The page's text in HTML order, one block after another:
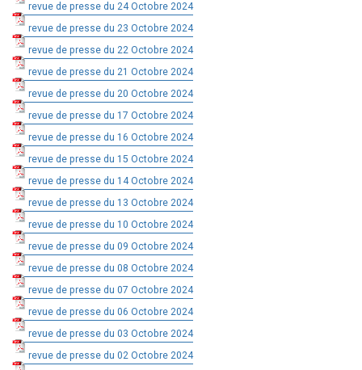
revue de presse du 24 Octobre 2024
revue de presse du 23 Octobre 2024
revue de presse du 22 Octobre 2024
revue de presse du 21 Octobre 2024
revue de presse du 20 Octobre 2024
revue de presse du 17 Octobre 2024
revue de presse du 16 Octobre 2024
revue de presse du 15 Octobre 2024
revue de presse du 14 Octobre 2024
revue de presse du 13 Octobre 2024
revue de presse du 10 Octobre 2024
revue de presse du 09 Octobre 2024
revue de presse du 08 Octobre 2024
revue de presse du 07 Octobre 2024
revue de presse du 06 Octobre 2024
revue de presse du 03 Octobre 2024
revue de presse du 02 Octobre 2024